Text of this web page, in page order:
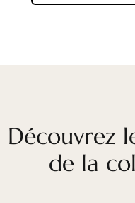
Découvrez
de la